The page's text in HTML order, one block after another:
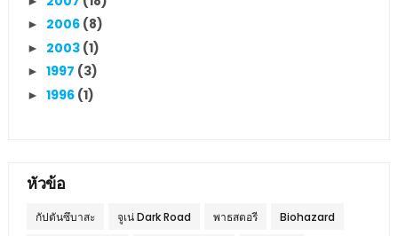
► 2006 (8)
► 2003 (1)
► 1997 (3)
► 1996 (1)
หัวข้อ
กัปตันซึบาสะ จูเน่ Dark Road พาธสตอรี Biohazard